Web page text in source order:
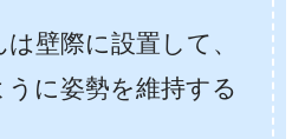
壁際に設置して、
に姿勢を維持する